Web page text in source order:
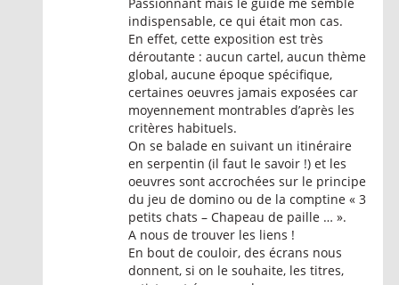
indispensable, ce qui était mon cas.
En effet, cette exposition est très
déroutante : aucun cartel, aucun thème
global, aucune époque spécifique,
certaines oeuvres jamais exposées car
moyennement montrables d’après les
critères habituels.
On se balade en suivant un itinéraire
en serpentin (il faut le savoir !) et les
oeuvres sont accrochées sur le principe
du jeu de domino ou de la comptine « 3
petits chats – Chapeau de paille … ».
A nous de trouver les liens !
En bout de couloir, des écrans nous
donnent, si on le souhaite, les titres,